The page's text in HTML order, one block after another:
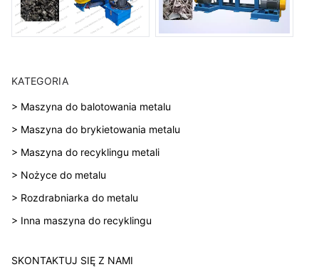
KATEGORIA
> Maszyna do balotowania metalu
> Maszyna do brykietowania metalu
> Maszyna do recyklingu metali
> Nożyce do metalu
> Rozdrabniarka do metalu
> Inna maszyna do recyklingu
SKONTAKTUJ SIĘ Z NAMI